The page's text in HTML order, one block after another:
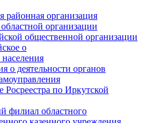
районная организация
организации
общественной организации
о
о деятельности органов
Росреестра по Иркутской
филиал областного